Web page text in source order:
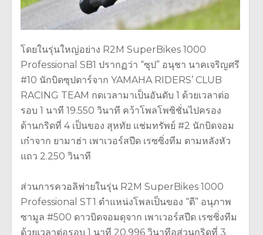
โดยในรุ่นใหญ่อย่าง R2M SuperBikes 1000
Professional SB1 ปรากฏว่า “ซุป” อนุชา นาคเจริญศรี
#10 นักบิดซุปตาร์จาก YAMAHA RIDERS’ CLUB
RACING TEAM กดเวลามาเป็นอันดับ 1 ด้วยเวลาต่อ
รอบ 1 นาที 19.550 วินาที คว้าโพลโพซิชั่นไปครอง
ด้านกริดที่ 4 เป็นของ สุหทัย แช่มทรัพย์​ #2 นักบิดจอม
เก๋าจาก ยามาฮ่า เพาเวอร์สปีด เรซซิ่งทีม ตามหลังหัว
แถว 2.250 วินาที
ส่วนการควอลิฟายในรุ่น R2M SuperBikes 1000
Professional ST1 ตำแหน่งโพลเป็นของ “ตี” อนุภาพ
ซามูล #500 ดาวบิดจอมดุจาก เพาเวอร์สปีด เรซซิ่งทีม
ด้วยเวลาต่อรอบ 1 นาที 20.996 วินาทีอส่วนกริดที่ 3